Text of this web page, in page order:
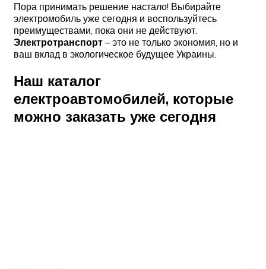
Пора принимать решение настало! Выбирайте
электромобиль уже сегодня и воспользуйтесь
преимуществами, пока они не действуют.
Электротранспорт – это не только экономия, но и
ваш вклад в экологическое будущее Украины.
Наш каталог
електроавтомобилей, которые
можно заказать уже сегодня